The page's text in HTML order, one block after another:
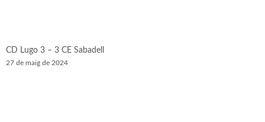
CD Lugo 3 – 3 CE Sabadell
27 de maig de 2024